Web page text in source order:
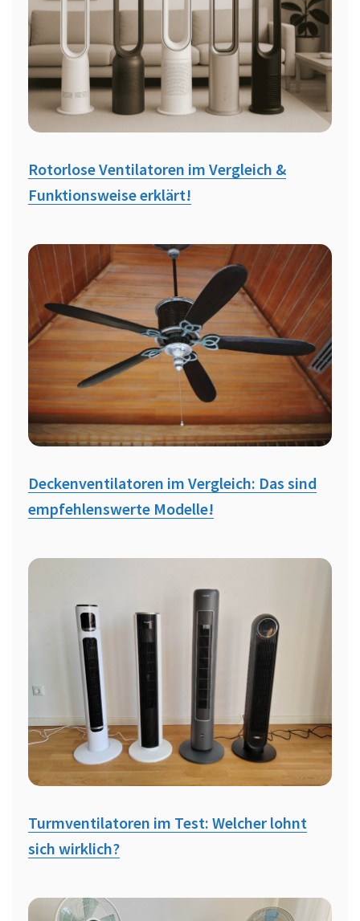
Rotorlose Ventilatoren im Vergleich &
Funktionsweise erklärt!
Deckenventilatoren im Vergleich: Das sind
empfehlenswerte Modelle!
Turmventilatoren im Test: Welcher lohnt
sich wirklich?